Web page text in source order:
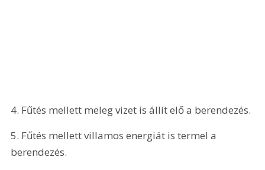
4. Fűtés mellett meleg vizet is állít elő a berendezés.
5. Fűtés mellett villamos energiát is termel a
berendezés.